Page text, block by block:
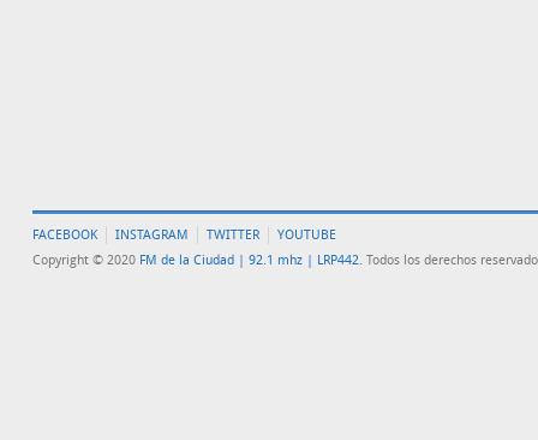
FACEBOOK INSTAGRAM TWITTER
YOUTUBE
Copyright © 2020 FM de la Ciudad | 92.1 mhz | LRP442. Todos los derechos